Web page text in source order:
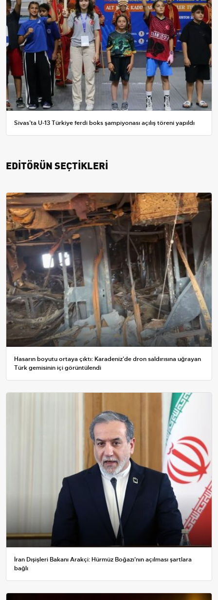
Sivas’ta U-13 Türkiye ferdi boks şampiyonası açılış töreni yapıldı
EDİTÖRÜN SEÇTİKLERİ
Hasarın boyutu ortaya çıktı: Karadeniz'de dron saldırısına uğrayan
Türk gemisinin içi görüntülendi
İran Dışişleri Bakanı Arakçi: Hürmüz Boğazı'nın açılması şartlara
bağlı